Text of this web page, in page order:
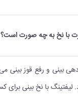
با نخ به چه صورت است؟
بینی و رفع قوز بینی
لیفتینگ با نخ بینی